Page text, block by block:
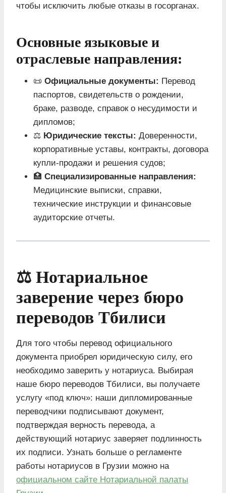
чтобы исключить любые отказы в госорганах.
Основные языковые и
отраслевые направления:
📜 Официальные документы: Перевод
паспортов, свидетельств о рождении,
браке, разводе, справок о несудимости и
дипломов;
⚖️ Юридические тексты: Доверенности,
корпоративные уставы, контракты, договора
купли-продажи и решения судов;
🏥 Специализированные направления:
Медицинские выписки, справки,
технические инструкции и финансовые
аудиторские отчеты.
⚖️ Нотариальное
заверение через бюро
переводов Тбилиси
Для того чтобы перевод официального
документа приобрел юридическую силу, его
необходимо заверить у нотариуса. Выбирая
наше бюро переводов Тбилиси, вы получаете
услугу «под ключ»: наши дипломированные
переводчики подписывают документ,
подтверждая верность перевода, а
действующий нотариус заверяет подлинность
их подписи. Узнать больше о регламенте
работы нотариусов в Грузии можно на
официальном сайте Нотариальной палаты